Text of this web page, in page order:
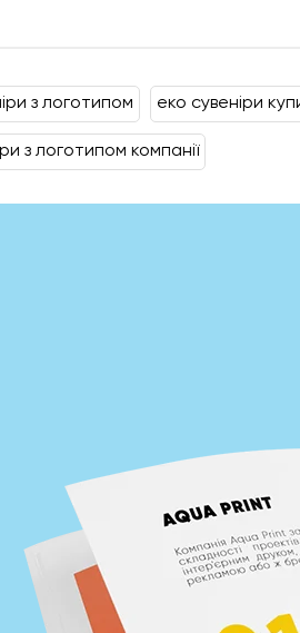
з логотипом еко сувеніри
з логотипом компанії